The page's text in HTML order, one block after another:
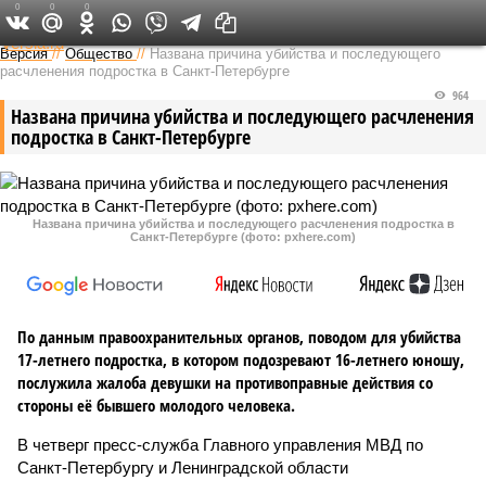
Федеральный выпуск
Версия //Общество //Названа причина убийства и последующего
расчленения подростка в Санкт-Петербурге
Названа причина убийства и последующего расчленения
подростка в Санкт-Петербурге
964
Названа причина убийства и последующего расчленения подростка в
Санкт-Петербурге (фото: pxhere.com)
По данным правоохранительных органов, поводом для убийства
17-летнего подростка, в котором подозревают 16-летнего юношу,
послужила жалоба девушки на противоправные действия со
стороны её бывшего молодого человека.
В четверг пресс-служба Главного управления МВД по
Санкт-Петербургу и Ленинградской области
0 0 0